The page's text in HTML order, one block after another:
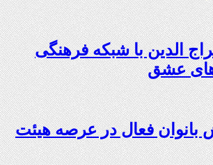
الدین با شبکه فرهنگی
عشق
بانوان فعال در عرصه‌ هیئت